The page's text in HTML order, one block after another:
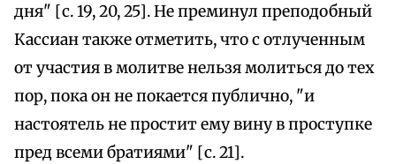
дня" [с. 19, 20, 25]. Не преминул преподобный
Кассиан также отметить, что с отлученным
от участия в молитве нельзя молиться до тех
пор, пока он не покается публично, "и
настоятель не простит ему вину в проступке
пред всеми братиями" [с. 21].